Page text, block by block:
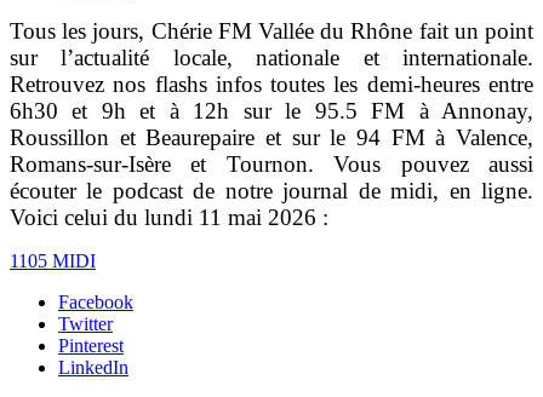
Tous les jours, Chérie FM Vallée du Rhône fait un point
sur l’actualité locale, nationale et internationale.
Retrouvez nos flashs infos toutes les demi-heures entre
6h30 et 9h et à 12h sur le 95.5 FM à Annonay,
Roussillon et Beaurepaire et sur le 94 FM à Valence,
Romans-sur-Isère et Tournon. Vous pouvez aussi
écouter le podcast de notre journal de midi, en ligne.
Voici celui du lundi 11 mai 2026 :
1105 MIDI
Facebook
Twitter
Pinterest
LinkedIn